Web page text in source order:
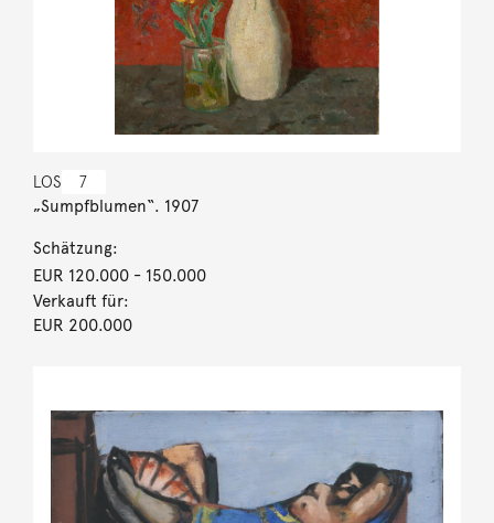
LOS 7
„Sumpfblumen“. 1907
Schätzung:
EUR 120.000- 150.000
Verkauft für:
EUR 200.000